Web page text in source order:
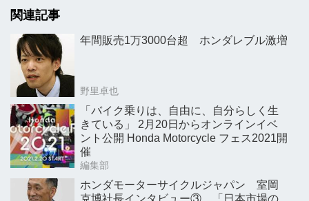
関連記事
年間販売1万3000台超 ホンダレブル激増
野里卓也
「バイク乗りは、自由に、自分らしく生
きている」 2月20日からオンラインイベ
ント公開 Honda Motorcycle フェス2021開
催
編集部
ホンダモーターサイクルジャパン 室岡